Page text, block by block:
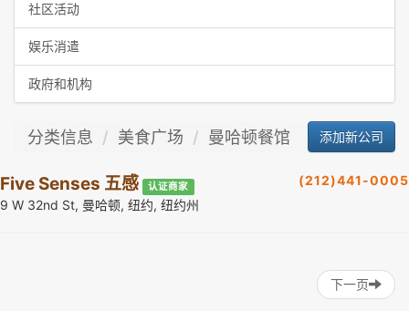
社区活动
娱乐消遣
政府和机构
添加新公司
分类信息 美食广场 曼哈顿餐馆
(212)441-0005
Five Senses 五感 认证商家
9 W 32nd St, 曼哈顿, 纽约, 纽约州
下一页